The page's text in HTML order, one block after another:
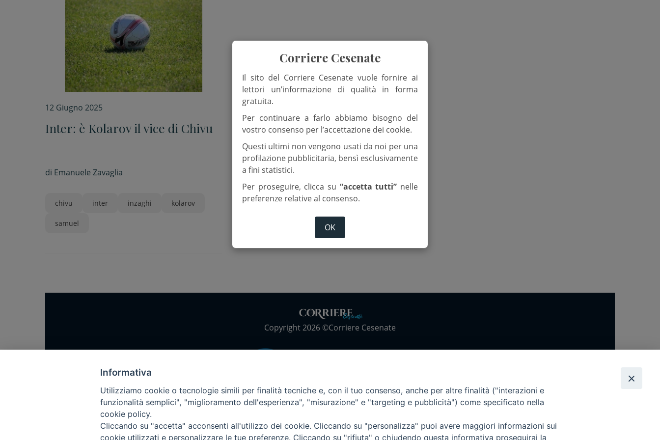
12 Giugno 2025
Inter: è Kolarov il vice di Chivu
di Emanuele Zavaglia
chivu inter inzaghi kolarov
samuel
Copyright 2026 ©Corriere Cesenate
Come abbonarsi
Corriere Cesenate
Il sito del Corriere Cesenate vuole fornire ai
lettori un’informazione di qualità in forma
gratuita.
Per continuare a farlo abbiamo bisogno del
vostro consenso per l’accettazione dei cookie.
Questi ultimi non vengono usati da noi per una
profilazione pubblicitaria, bensì esclusivamente
a fini statistici.
Per proseguire, clicca su “accetta tutti” nelle
preferenze relative al consenso.
OK
Informativa
Utilizziamo cookie o tecnologie simili per finalità tecniche e, con il tuo consenso, anche per altre finalità ("interazioni e
funzionalità semplici", "miglioramento dell'esperienza", "misurazione" e "targeting e pubblicità") come specificato nella
cookie policy.
Cliccando su "accetta" acconsenti all'utilizzo dei cookie. Cliccando su "personalizza" puoi avere maggiori informazioni sui
cookie utilizzati e personalizzare le tue preferenze. Cliccando su "rifiuta" o chiudendo questa informativa proseguirai la